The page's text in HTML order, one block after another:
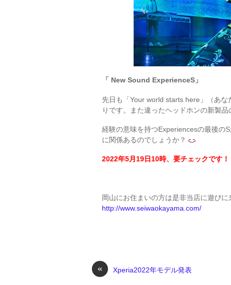
「 New Sound ExperienceS」
先日も「Your world starts here」（あ
りです。また違ったヘッドホンの新製品
経験の意味を持つExperiencesの最後の
に関係あるのでしょうか？
2022年5月19日10時、要チェックです！
岡山にお住まいの方は是非当店に遊びに
http://www.seiwaokayama.com/
« Xperia2022年モデル発表